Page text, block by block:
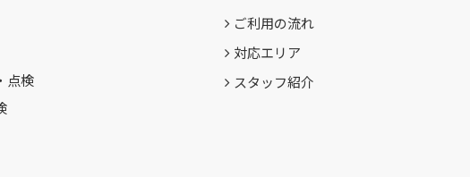
点検
ご利用の流れ
対応エリア
スタッフ紹介